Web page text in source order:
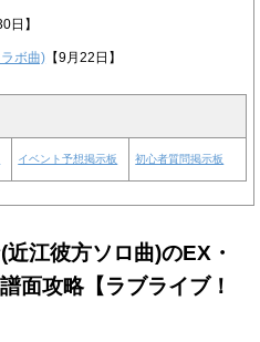
日】
ボ曲) 【9月22日】
イベント予想掲示板 初心者質問掲示板
江彼方ソロ曲)のEX・
面攻略【ラブライブ！